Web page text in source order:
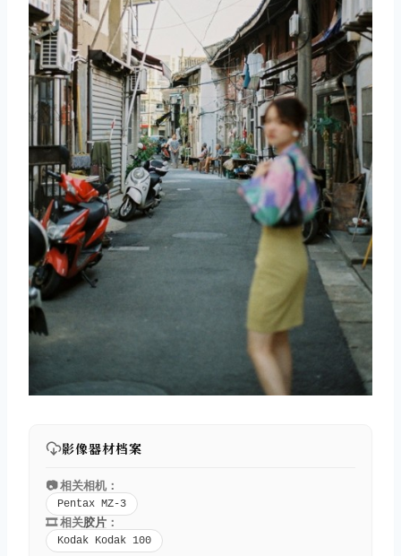
影像器材档案
📷 相关相机：
Pentax MZ-3
🎞️ 相关胶片 ：
Kodak Kodak 100